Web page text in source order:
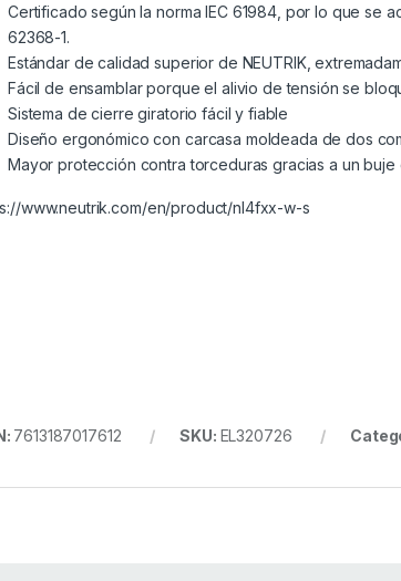
Certificado según la norma IEC 61984, por lo que se
62368-1.
Estándar de calidad superior de NEUTRIK,
Fácil de ensamblar porque el alivio de tensión se
Sistema de cierre giratorio fácil y fiable
Diseño ergonómico con carcasa moldeada de dos
Mayor protección contra torceduras gracias a un
www.neutrik.com/en/product/nl4fxx-w-s
7613187017612 SKU: EL320726